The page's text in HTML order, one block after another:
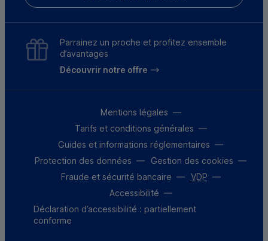
Parrainez un proche et profitez ensemble
d’avantages
Découvrir notre offre
Mentions légales
Tarifs et conditions générales
Guides et informations réglementaires
Protection des données
Gestion des cookies
Fraude et sécurité bancaire
VDP
Accessibilité
Déclaration d’accessibilité : partiellement
conforme